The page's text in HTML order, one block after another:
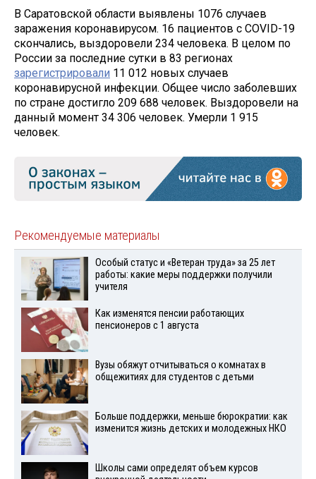
В Саратовской области выявлены 1076 случаев
заражения коронавирусом. 16 пациентов с COVID-19
скончались, выздоровели 234 человека. В целом по
России за последние сутки в 83 регионах
зарегистрировали 11 012 новых случаев
коронавирусной инфекции. Общее число заболевших
по стране достигло 209 688 человек. Выздоровели на
данный момент 34 306 человек. Умерли 1 915
человек.
Рекомендуемые материалы
Особый статус и «Ветеран труда» за 25 лет
работы: какие меры поддержки получили
учителя
Как изменятся пенсии работающих
пенсионеров с 1 августа
Вузы обяжут отчитываться о комнатах в
общежитиях для студентов с детьми
Больше поддержки, меньше бюрократии: как
изменится жизнь детских и молодежных НКО
Школы сами определят объем курсов